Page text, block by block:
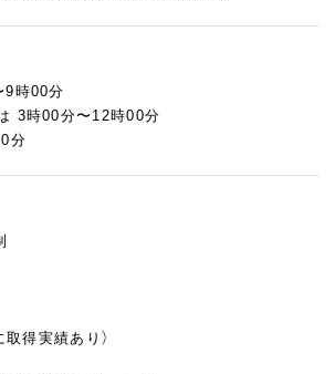
、パンの製造工程、商品ラインナップを構成
から独創的な小物までの幅広いラインナッ
々…日々の業務の中で、パン職人に必要な高
ます。
知識スキルを上げるため『パン勉強会（座
す。知識スキルを上げることにより、より
が深まります。
9時00分
3時00分〜12時00分
分
得実績あり）